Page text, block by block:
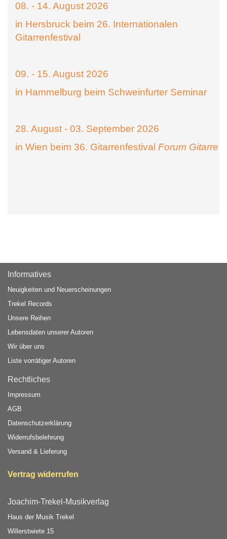
08. - 14. August 2026
in Hersbruck beim 26. Internationalen
Gitarrenfestival
09. - 15. August 2026
in Hammelburg beim Schweinfurter Seminar
28. August - 03. September 2026
in Wien beim 36. Gitarrenfestival Forum Gitarre
Informatives
Neuigkeiten und Neuerscheinungen
Trekel Records
Unsere Reihen
Lebensdaten unserer Autoren
Wir über uns
Liste vorrätiger Autoren
Rechtliches
Impressum
AGB
Datenschutzerklärung
Widerrufsbelehrung
Versand & Lieferung
Vertrag widerrufen
Joachim-Trekel-Musikverlag
Haus der Musik Trekel
Willerstwiete 15